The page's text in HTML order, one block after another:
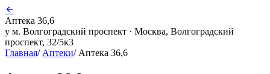
Аптека 36,6
у м. Волгоградский проспект · Москва, Волгоградский
проспект, 32/5к3
Главная/ Аптеки/ Аптека 36,6